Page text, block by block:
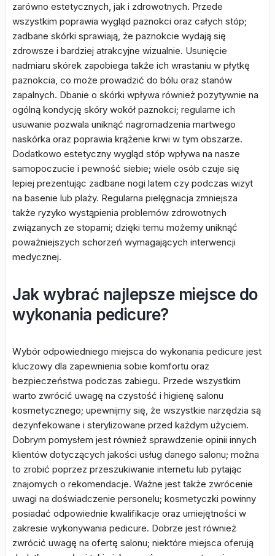
zarówno estetycznych, jak i zdrowotnych. Przede
wszystkim poprawia wygląd paznokci oraz całych stóp;
zadbane skórki sprawiają, że paznokcie wydają się
zdrowsze i bardziej atrakcyjne wizualnie. Usunięcie
nadmiaru skórek zapobiega także ich wrastaniu w płytkę
paznokcia, co może prowadzić do bólu oraz stanów
zapalnych. Dbanie o skórki wpływa również pozytywnie na
ogólną kondycję skóry wokół paznokci; regularne ich
usuwanie pozwala uniknąć nagromadzenia martwego
naskórka oraz poprawia krążenie krwi w tym obszarze.
Dodatkowo estetyczny wygląd stóp wpływa na nasze
samopoczucie i pewność siebie; wiele osób czuje się
lepiej prezentując zadbane nogi latem czy podczas wizyt
na basenie lub plaży. Regularna pielęgnacja zmniejsza
także ryzyko wystąpienia problemów zdrowotnych
związanych ze stopami; dzięki temu możemy uniknąć
poważniejszych schorzeń wymagających interwencji
medycznej.
Jak wybrać najlepsze miejsce do
wykonania pedicure?
Wybór odpowiedniego miejsca do wykonania pedicure jest
kluczowy dla zapewnienia sobie komfortu oraz
bezpieczeństwa podczas zabiegu. Przede wszystkim
warto zwrócić uwagę na czystość i higienę salonu
kosmetycznego; upewnijmy się, że wszystkie narzędzia są
dezynfekowane i sterylizowane przed każdym użyciem.
Dobrym pomysłem jest również sprawdzenie opinii innych
klientów dotyczących jakości usług danego salonu; można
to zrobić poprzez przeszukiwanie internetu lub pytając
znajomych o rekomendacje. Ważne jest także zwrócenie
uwagi na doświadczenie personelu; kosmetyczki powinny
posiadać odpowiednie kwalifikacje oraz umiejętności w
zakresie wykonywania pedicure. Dobrze jest również
zwrócić uwagę na ofertę salonu; niektóre miejsca oferują